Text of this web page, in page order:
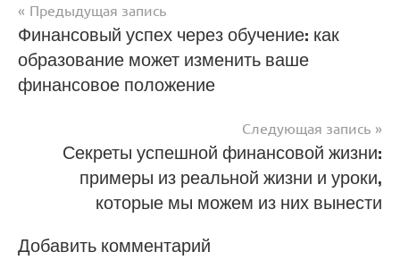
Навигация
по
записям
Предыдущая запись
Финансовый успех через обучение: как
образование может изменить ваше
финансовое положение
Следующая запись
Секреты успешной финансовой жизни:
примеры из реальной жизни и уроки,
которые мы можем из них вынести
Добавить комментарий